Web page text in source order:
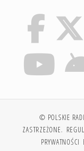
© POLSKIE
ZASTRZEŻONE.
PRYWATNOŚCI